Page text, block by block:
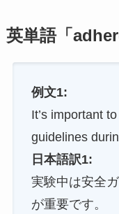
英単語「
例文1:
It’s important
guidelines
日本語訳1:
実験中は安全
が重要です。